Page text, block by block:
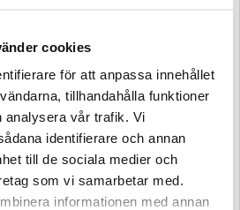
cookies
för att anpassa innehållet
tillhandahålla funktioner
analysera vår trafik. Vi
identifierare och annan
till de sociala medier och
som vi samarbetar med.
informationen med annan
laddning